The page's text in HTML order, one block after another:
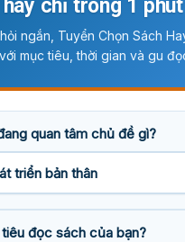
chỉ trong 1 phút
ngắn, Tuyển Chọn Sách
mục tiêu, thời gian và gu
quan tâm chủ đề gì?
đọc sách của bạn?